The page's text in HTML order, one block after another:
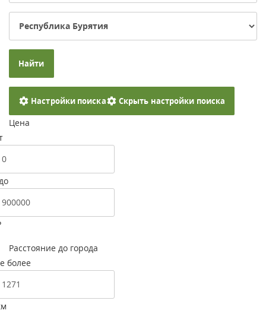
Найти
Настройки поиска Скрыть настройки поиска
Цена
Расстояние до города
более